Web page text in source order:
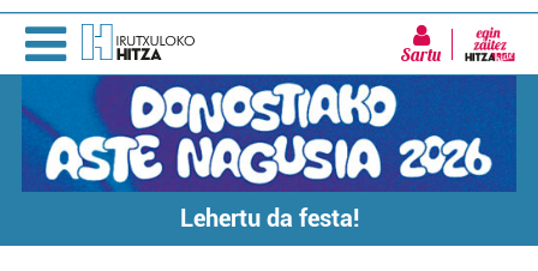
Sartu
Lehertu da festa!